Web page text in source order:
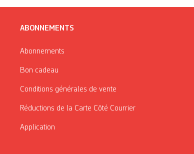
ABONNEMENTS
Abonnements
Bon cadeau
Conditions générales de vente
Réductions de la Carte Côté Courrier
Application